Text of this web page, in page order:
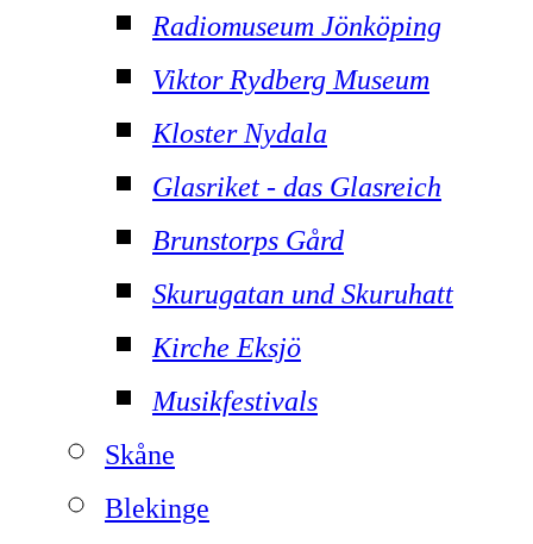
Radiomuseum Jönköping
Viktor Rydberg Museum
Kloster Nydala
Glasriket - das Glasreich
Brunstorps Gård
Skurugatan und Skuruhatt
Kirche Eksjö
Musikfestivals
Skåne
Blekinge